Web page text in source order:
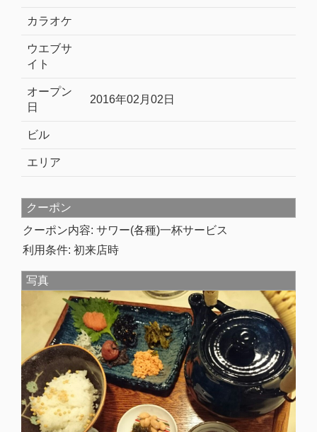
カラオケ
ウエブサ
イト
オープン
日
2016年02月02日
ビル
エリア
クーポン
クーポン内容: サワー(各種)一杯サービス
利用条件: 初来店時
写真